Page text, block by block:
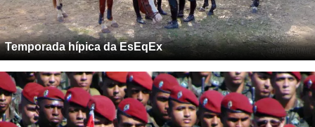
Temporada hípica da EsEqEx